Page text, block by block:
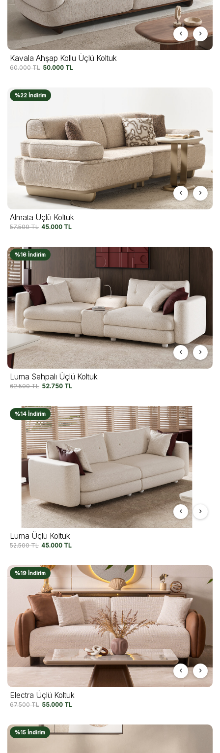
Kavala Ahşap Kollu Üçlü Koltuk
60.000TL 50.000 TL
%22 İndirim
Almata Üçlü Koltuk
57.500TL 45.000 TL
%16 İndirim
Luma Sehpalı Üçlü Koltuk
62.500TL 52.750 TL
%14 İndirim
Luma Üçlü Koltuk
52.500TL 45.000 TL
%19 İndirim
Electra Üçlü Koltuk
67.500TL 55.000 TL
%15 İndirim